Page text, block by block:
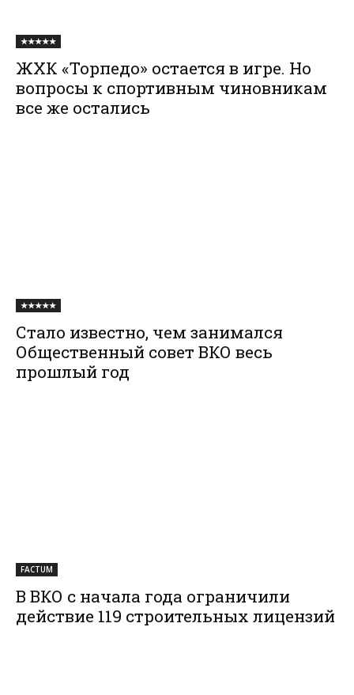
★★★★★
ЖХК «Торпедо» остается в игре. Но
вопросы к спортивным чиновникам
все же остались
★★★★★
Стало известно, чем занимался
Общественный совет ВКО весь
прошлый год
FACTUM
В ВКО с начала года ограничили
действие 119 строительных лицензий